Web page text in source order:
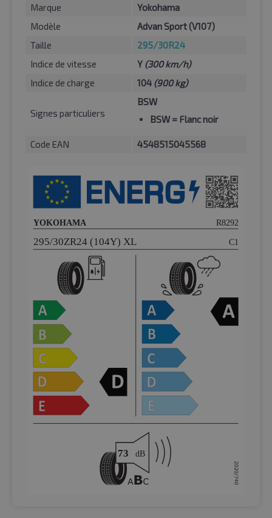
Marque
Yokohama
Modèle
Advan Sport (V107)
Taille
295/30R24
Indice de vitesse
Y (300 km/h)
Indice de charge
104 (900 kg)
Signes particuliers
BSW
BSW = Flanc noir
Code EAN 4548515045568